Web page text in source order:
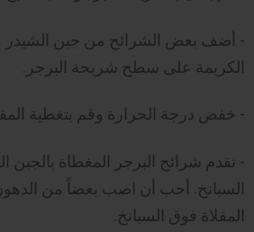
- أضف بعض الشرائح من جبن الشيدر
الكريمة على سطح شريحة البرجر.
- خفض درجة الحرارة وقم بتغطية
- تقدم شرائح البرجر المغطاة بالجبن
السبانخ. أحب أن اصب بعضاً من
المقلاة فوق السبانخ.